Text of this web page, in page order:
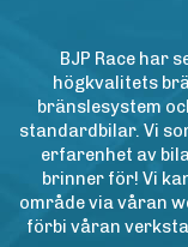
BJP Race har
högkvalitets
bränslesystem
standardbilar. Vi
erfarenhet av
brinner för! Vi
område via våran
förbi våran